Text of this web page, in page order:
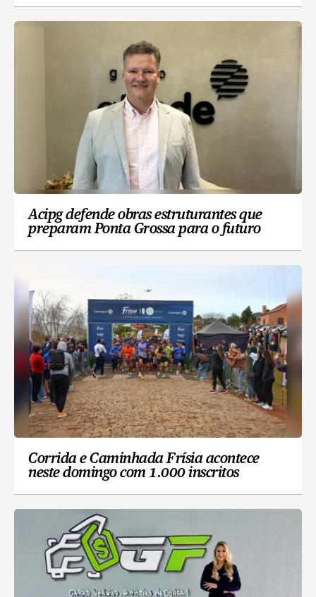
Acipg defende obras estruturantes que
preparam Ponta Grossa para o futuro
Corrida e Caminhada Frísia acontece
neste domingo com 1.000 inscritos